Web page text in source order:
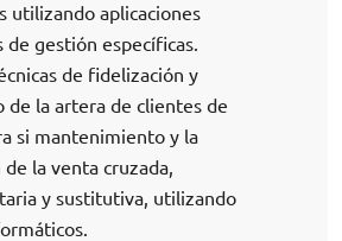
utilizando aplicaciones
de gestión específicas.
de fidelización y
de la artera de clientes de
si mantenimiento y la
de la venta cruzada,
y sustitutiva, utilizando